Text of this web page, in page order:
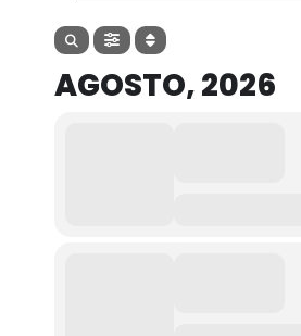
AGOSTO, 2026